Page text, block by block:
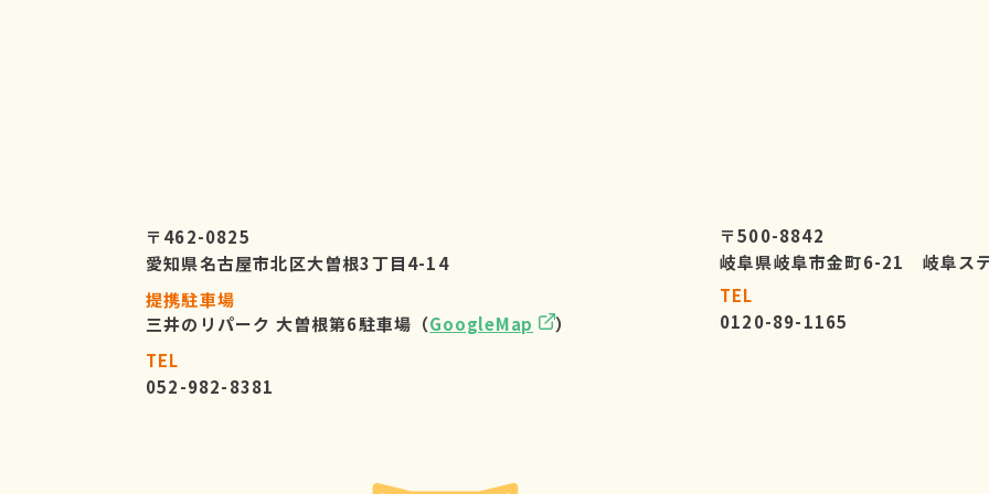
〒462-0825
愛知県名古屋市北区大曽根3丁目4-14
提携駐車場
三井のリパーク 大曽根第6駐車場（GoogleMap
）
TEL
052-982-8381
〒500-8842
岐阜県岐阜市金町6-21 岐阜ス
TEL
0120-89-1165